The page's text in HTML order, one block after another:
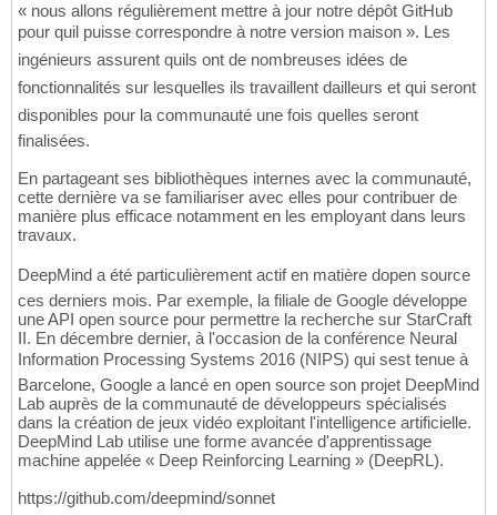
« nous allons régulièrement mettre à jour notre dépôt GitHub
pour quil puisse correspondre à notre version maison ». Les
ingénieurs assurent quils ont de nombreuses idées de
fonctionnalités sur lesquelles ils travaillent dailleurs et qui seront
disponibles pour la communauté une fois quelles seront
finalisées.
En partageant ses bibliothèques internes avec la communauté,
cette dernière va se familiariser avec elles pour contribuer de
manière plus efficace notamment en les employant dans leurs
travaux.
DeepMind a été particulièrement actif en matière dopen source
ces derniers mois. Par exemple, la filiale de Google développe
une API open source pour permettre la recherche sur StarCraft
II. En décembre dernier, à l'occasion de la conférence Neural
Information Processing Systems 2016 (NIPS) qui sest tenue à
Barcelone, Google a lancé en open source son projet DeepMind
Lab auprès de la communauté de développeurs spécialisés
dans la création de jeux vidéo exploitant l'intelligence artificielle.
DeepMind Lab utilise une forme avancée d'apprentissage
machine appelée « Deep Reinforcing Learning » (DeepRL).
https://github.com/deepmind/sonnet